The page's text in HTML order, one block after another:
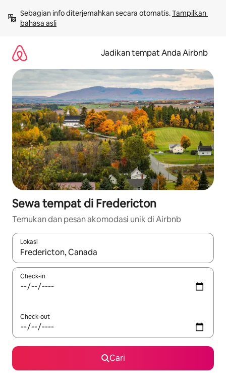
langsung
lihat
Sebagian info diterjemahkan secara otomatis. Tampilkan
bahasa asli
Jadikan tempat Anda Airbnb
Sewa tempat di Fredericton
Temukan dan pesan akomodasi unik di Airbnb
Lokasi
Jika hasil yang dicari tersedia, telusuri dengan tombol panah
Check-in
Check-out
Cari